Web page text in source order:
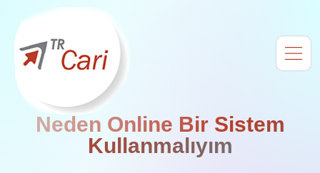
Neden Online Bir Sistem
Kullanmalıyım